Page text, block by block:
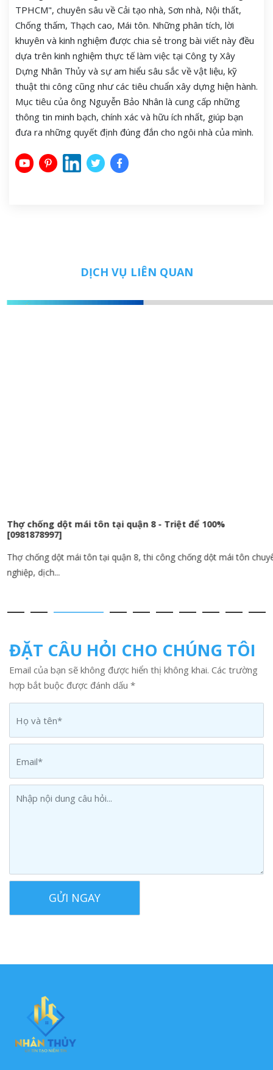
TPHCM", chuyên sâu về Cải tạo nhà, Sơn nhà, Nội thất,
Chống thấm, Thạch cao, Mái tôn. Những phân tích, lời
khuyên và kinh nghiệm được chia sẻ trong bài viết này đều
dựa trên kinh nghiệm thực tế làm việc tại Công ty Xây
Dựng Nhân Thủy và sự am hiểu sâu sắc về vật liệu, kỹ
thuật thi công cũng như các tiêu chuẩn xây dựng hiện hành.
Mục tiêu của ông Nguyễn Bảo Nhân là cung cấp những
thông tin minh bạch, chính xác và hữu ích nhất, giúp bạn
đưa ra những quyết định đúng đắn cho ngôi nhà của mình.
DỊCH VỤ LIÊN QUAN
Thợ chống dột mái tôn tại quận 8 - Triệt để 100%
[0981878997]
Thợ chống dột mái tôn tại quận 8, thi công chống dột mái tôn chuyên
nghiệp, dịch...
ĐẶT CÂU HỎI CHO CHÚNG TÔI
Email của bạn sẽ không được hiển thị không khai. Các trường
hợp bắt buộc được đánh dấu *